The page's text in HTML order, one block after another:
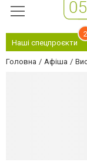
Наші спецпроєкти
2
Головна Афіша